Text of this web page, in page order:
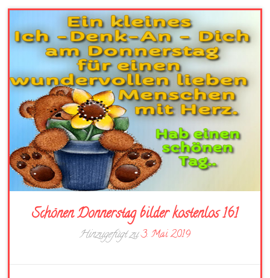
Schönen Donnerstag bilder kostenlos 161
Hinzugefügt zu3. Mai 2019